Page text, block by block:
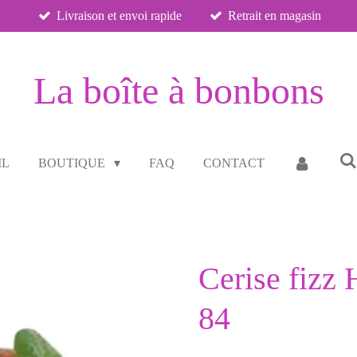
Livraison et envoi rapide Retrait en magasin
La boîte à bonbons
BOUTIQUE FAQ CONTACT
Cerise fizz
84